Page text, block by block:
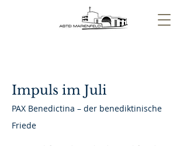
Impuls im Juli
PAX Benedictina – der benediktinische
Friede